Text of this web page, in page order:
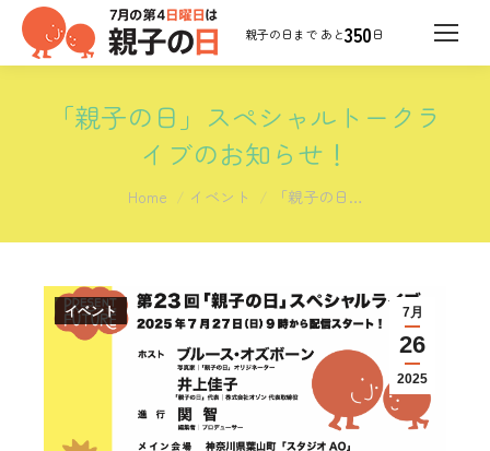
350日
「親子の日」スペシャルトークラ
イブのお知らせ！
You are here:
Home イベント 「親子の日…
7月
26
2025
イベント